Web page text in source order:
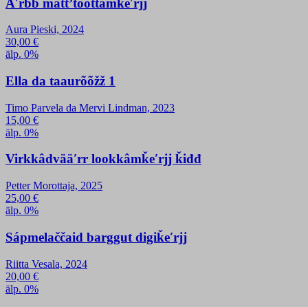
Aura Pieski, 2024
30,00 €
älp. 0%
Ella da taaurõõžž 1
Timo Parvela da Mervi Lindman, 2023
15,00 €
älp. 0%
Virkkâdvääʹrr lookkâmǩeʹrjj ǩiđđ
Petter Morottaja, 2025
25,00 €
älp. 0%
Sápmelaččaid barggut digiǩeʹrjj
Riitta Vesala, 2024
20,00 €
älp. 0%